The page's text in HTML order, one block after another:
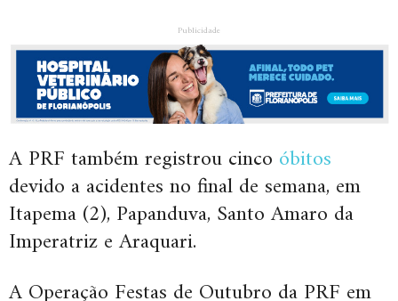
Publicidade
A PRF também registrou cinco óbitos
devido a acidentes no final de semana, em
Itapema (2), Papanduva, Santo Amaro da
Imperatriz e Araquari.
A Operação Festas de Outubro da PRF em